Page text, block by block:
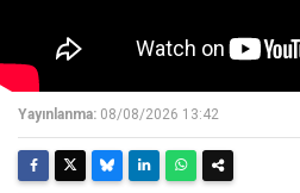
Yayınlanma: 08/08/2026 13:42